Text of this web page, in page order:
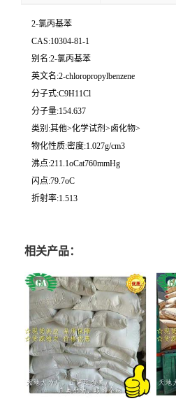
2-氯丙基苯
CAS:10304-81-1
别名:2-氯丙基苯
英文名:2-chloropropylbenzene
分子式:C9H11Cl
分子量:154.637
类别:其他>化学试剂>卤化物>
物化性质:密度:1.027g/cm3
沸点:211.1oCat760mmHg
闪点:79.7oC
折射率:1.513
相关产品：